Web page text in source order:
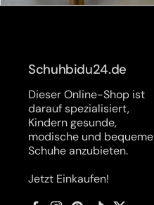
Schuhbidu24.de
Dieser Online-Shop ist
darauf spezialisiert,
Kindern gesunde,
modische und bequeme
Schuhe anzubieten.
Jetzt Einkaufen!